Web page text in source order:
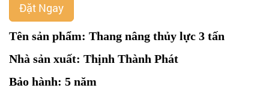
Đặt Ngay
Tên sản phẩm: Thang nâng thủy lực 3 tấn
Nhà sản xuất: Thịnh Thành Phát
Bảo hành: 5 năm